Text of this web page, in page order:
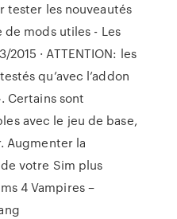
tester les nouveautés
de mods utiles - Les
· ATTENTION: les
qu’avec l’addon
Certains sont
avec le jeu de base,
Augmenter la
votre Sim plus
4 Vampires –